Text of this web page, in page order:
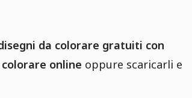
da colorare gratuiti con
online oppure scaricarli e